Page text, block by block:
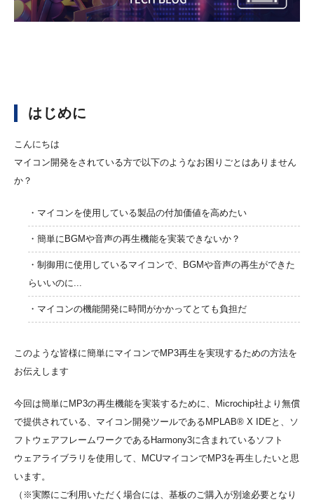
はじめに
こんにちは
マイコン開発をされている方で以下のようなお困りごとはありません
か？
・マイコンを使用している製品の付加価値を高めたい
・簡単にBGMや音声の再生機能を実装できないか？
・制御用に使用しているマイコンで、BGMや音声の再生ができた
らいいのに...
・マイコンの機能開発に時間がかかってとても負担だ
このような皆様に簡単にマイコンでMP3再生を実現するための方法を
お伝えします
今回は簡単にMP3の再生機能を実装するために、Microchip社より無償
で提供されている、マイコン開発ツールであるMPLAB® X IDEと、ソ
フトウェアフレームワークであるHarmony3に含まれているソフト
ウェアライブラリを使用して、MCUマイコンでMP3を再生したいと思
います。
（※実際にご利用いただく場合には、基板のご購入が別途必要となり